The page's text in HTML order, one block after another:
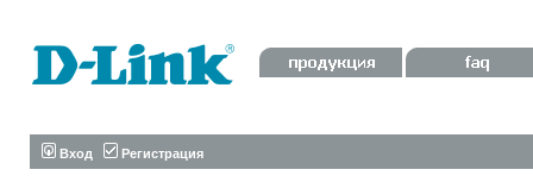
Вход Регистрация